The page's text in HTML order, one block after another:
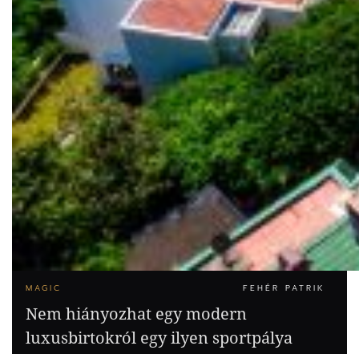
MAGIC FEHÉR PATRIK
Nem hiányozhat egy modern
luxusbirtokról egy ilyen sportpálya